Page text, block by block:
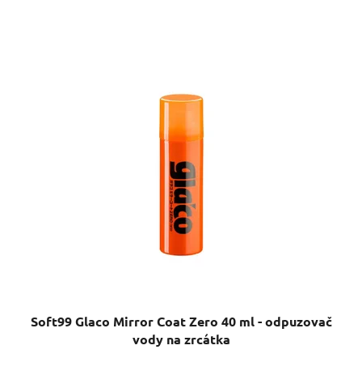
Soft99 Glaco Mirror Coat Zero 40 ml - odpuzovač
vody na zrcátka